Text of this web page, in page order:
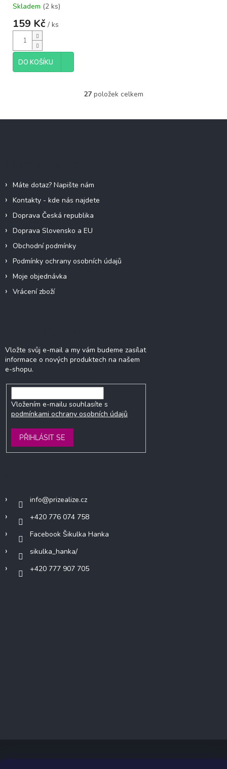
Skladem (2 ks)
159 Kč / ks
DO KOŠÍKU
O
l
s
27 položek celkem
Máte dotaz? Napište nám
Kontakty - kde nás najdete
Doprava Česká republika
Doprava Slovensko a EU
Obchodní podmínky
Podmínky ochrany osobních údajů
Moje objednávka
Vrácení zboží
Vložte svůj e-mail a my vám budeme zasílat
informace o nových produktech na našem
e-shopu.
Vložením e-mailu souhlasíte s
podmínkami ochrany osobních údajů
PŘIHLÁSIT SE
info@prizealize.cz
+420 776 074 758
Facebook Šikulka Hanka
sikulka_hanka/
+420 777 907 705